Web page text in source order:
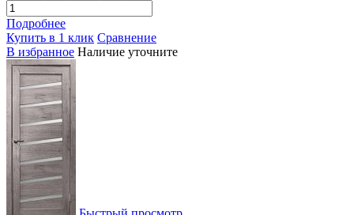
Подробнее
Купить в 1 клик Сравнение
В избранное Наличие уточните